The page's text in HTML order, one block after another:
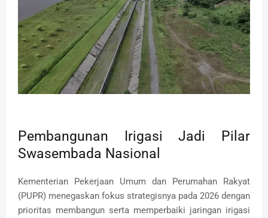
Pembangunan Irigasi Jadi Pilar
Swasembada Nasional
Kementerian Pekerjaan Umum dan Perumahan Rakyat
(PUPR) menegaskan fokus strategisnya pada 2026 dengan
prioritas membangun serta memperbaiki jaringan irigasi